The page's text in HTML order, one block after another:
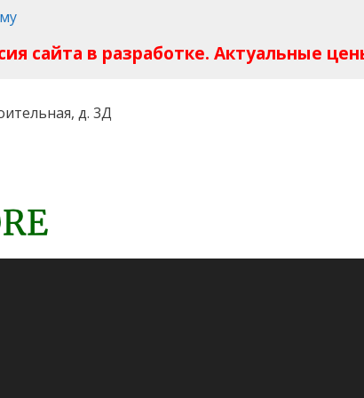
сайта в разработке. Актуальные
д. 3Д